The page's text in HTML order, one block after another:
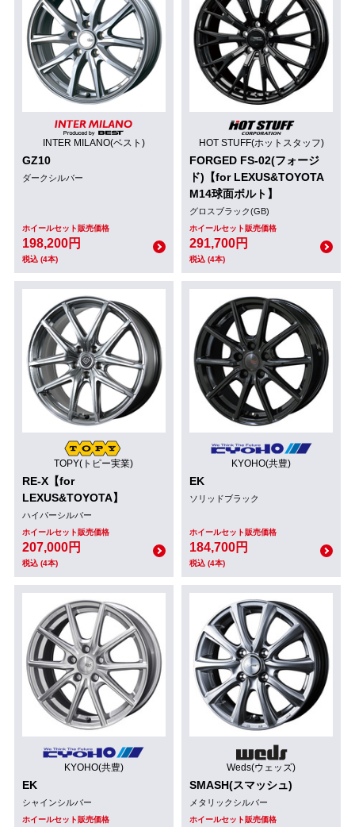
INTER MILANO(ベスト)
GZ10
ダークシルバー
ホイールセット販売価格
198,200円
税込 (4本)
HOT STUFF(ホットスタッフ)
FORGED FS-02(フォージ
ド)【for LEXUS&TOYOTA
M14球面ボルト】
グロスブラック(GB)
ホイールセット販売価格
291,700円
税込 (4本)
TOPY(トピー実業)
RE-X【for
LEXUS&TOYOTA】
ハイパーシルバー
ホイールセット販売価格
207,000円
税込 (4本)
KYOHO(共豊)
EK
ソリッドブラック
ホイールセット販売価格
184,700円
税込 (4本)
KYOHO(共豊)
EK
シャインシルバー
ホイールセット販売価格
Weds(ウェッズ)
SMASH(スマッシュ)
メタリックシルバー
ホイールセット販売価格